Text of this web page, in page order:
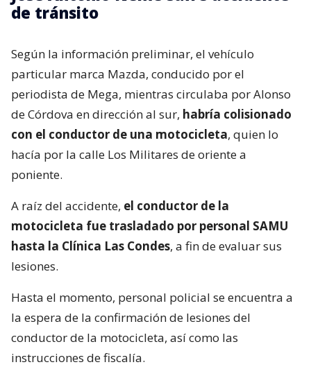
de tránsito
Según la información preliminar, el vehículo
particular marca Mazda, conducido por el
periodista de Mega, mientras circulaba por Alonso
de Córdova en dirección al sur, habría colisionado
con el conductor de una motocicleta, quien lo
hacía por la calle Los Militares de oriente a
poniente.
A raíz del accidente, el conductor de la
motocicleta fue trasladado por personal SAMU
hasta la Clínica Las Condes, a fin de evaluar sus
lesiones.
Hasta el momento, personal policial se encuentra a
la espera de la confirmación de lesiones del
conductor de la motocicleta, así como las
instrucciones de fiscalía.